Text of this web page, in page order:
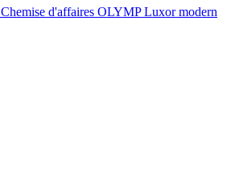
Chemise d'affaires OLYMP Luxor modern